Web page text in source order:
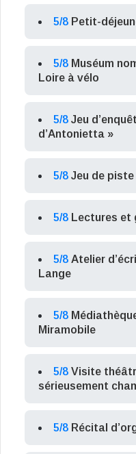
5/8 Petit-
5/8 Muséum
Loire à vélo
5/8 Jeu
d’Antonietta »
5/8 Jeu de
5/8 Lectures et
5/8 Atelier
Lange
5/8
Miramobile
5/8 Visite
sérieusement
5/8 Récital